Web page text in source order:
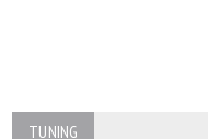
TUNING